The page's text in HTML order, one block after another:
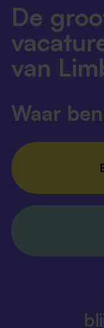
De
van
Waar